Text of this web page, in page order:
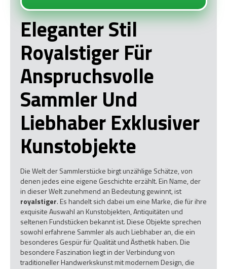
Eleganter Stil
Royalstiger Für
Anspruchsvolle
Sammler Und
Liebhaber Exklusiver
Kunstobjekte
Die Welt der Sammlerstücke birgt unzählige Schätze, von
denen jedes eine eigene Geschichte erzählt. Ein Name, der
in dieser Welt zunehmend an Bedeutung gewinnt, ist
royalstiger. Es handelt sich dabei um eine Marke, die für ihre
exquisite Auswahl an Kunstobjekten, Antiquitäten und
seltenen Fundstücken bekannt ist. Diese Objekte sprechen
sowohl erfahrene Sammler als auch Liebhaber an, die ein
besonderes Gespür für Qualität und Ästhetik haben. Die
besondere Faszination liegt in der Verbindung von
traditioneller Handwerkskunst mit modernem Design, die